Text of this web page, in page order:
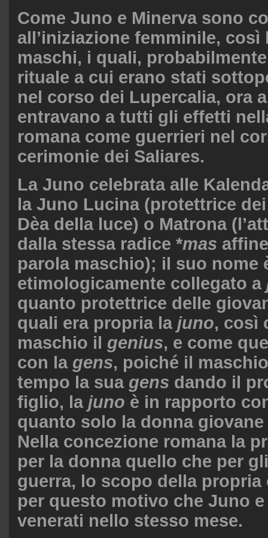
Come Juno e Minerva sono
all’iniziazione femminile, così
maschi, i quali,
rituale a cui erano stati
nel corso dei Lupercalia, ora
entravano a tutti gli effetti
romana come guerrieri nel
cerimonie dei Saliares.
La Juno celebrata alle
la Juno Lucina (protettrice
Dèa della luce) o Matrona
dalla stessa radice *mas
parola maschio); il suo nome
etimologicamente collegato a
quanto protettrice delle
quali era propria la juno, così
maschio il genius, e come
con la gens, poiché il
tempo la sua gens dando il
figlio, la juno è in rapporto
quanto solo la donna
Nella concezione romana la
per la donna quello che per
guerra, lo scopo della propria
per questo motivo che Juno
venerati nello stesso mese.